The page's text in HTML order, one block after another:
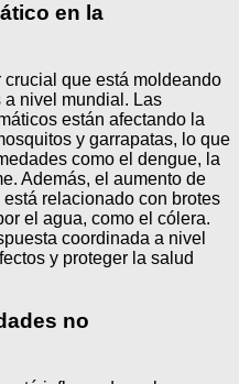
en la
que está moldeando
a nivel mundial. Las
están afectando la
y garrapatas, lo que
como el dengue, la
Además, el aumento de
relacionado con brotes
el agua, como el cólera.
coordinada a nivel
y proteger la salud
no